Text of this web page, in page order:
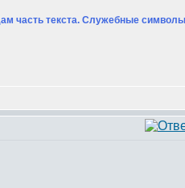
часть текста. Служебные